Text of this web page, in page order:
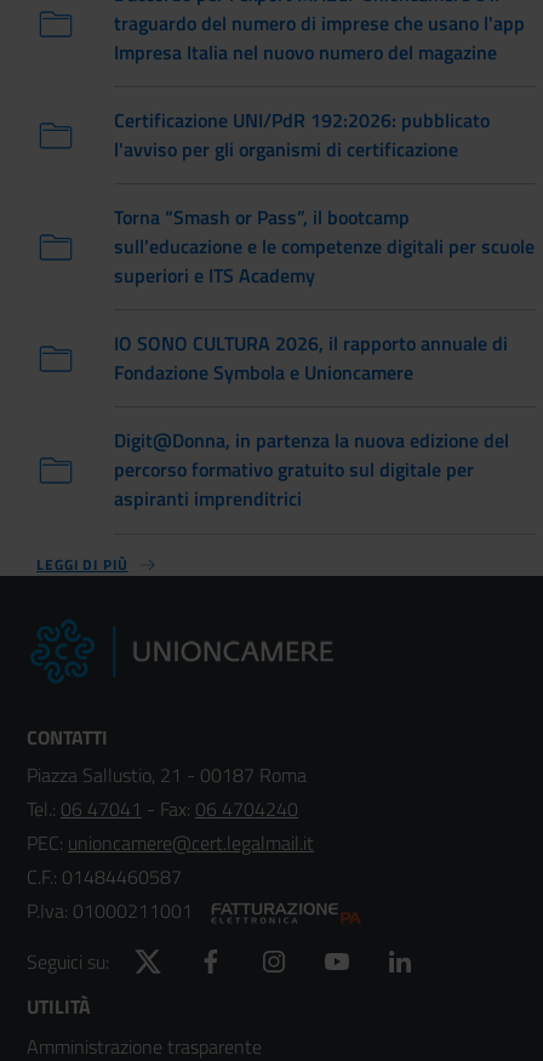
traguardo del numero di imprese che usano l'app
Impresa Italia nel nuovo numero del magazine
Certificazione UNI/PdR 192:2026: pubblicato
l'avviso per gli organismi di certificazione
Torna “Smash or Pass”, il bootcamp
sull’educazione e le competenze digitali per scuole
superiori e ITS Academy
IO SONO CULTURA 2026, il rapporto annuale di
Fondazione Symbola e Unioncamere
Digit@Donna, in partenza la nuova edizione del
percorso formativo gratuito sul digitale per
aspiranti imprenditrici
LEGGI DI PIÙ
CONTATTI
Piazza Sallustio, 21 - 00187 Roma
Tel.: 06 47041 - Fax: 06 4704240
PEC: unioncamere@cert.legalmail.it
C.F.: 01484460587
P.Iva: 01000211001
Seguici su:
Twitter Facebook Instagram YouTube
Footer
UTILITÀ
Amministrazione trasparente